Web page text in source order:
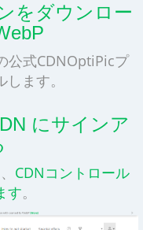
をダウンロー
公式CDNOptiPicプ
ます。
にサインア
CDNコントロール
す。